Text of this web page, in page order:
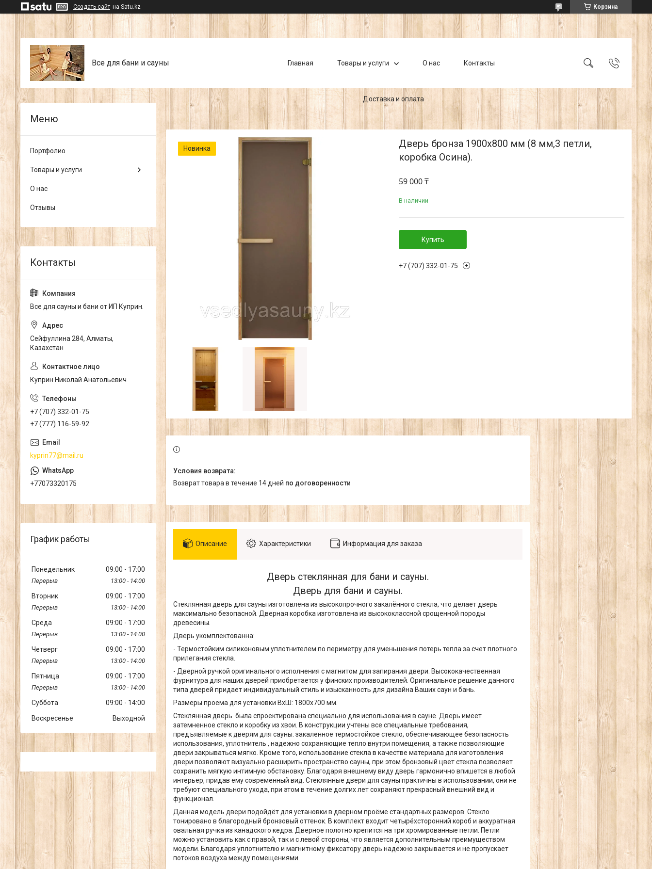
Создать сайт на Satu.kz Корзина
Все для бани и сауны Главная Товары и услуги О нас Контакты
Доставка и оплата
Новинка
Дверь бронза 1900х800 мм (8 мм,3 петли,
коробка Осина).
59 000 ₸
В наличии
Купить
+7 (707) 332-01-75
возврат товара в течение 14 дней по договоренности
Описание Характеристики Информация для заказа
Дверь стеклянная для бани и сауны.
Дверь для бани и сауны.
Стеклянная дверь для сауны изготовлена из высокопрочного закалённого стекла, что делает дверь
максимально безопасной. Дверная коробка изготовлена из высококлассной срощенной породы
древесины.
Дверь укомплектованна:
- Термостойким силиконовым уплотнителем по периметру для уменьшения потерь тепла за счет плотного
прилегания стекла.
- Дверной ручкой оригинального исполнения с магнитом для запирания двери. Высококачественная
фурнитура для наших дверей приобретается у финских производителей. Оригинальное решение данного
типа дверей придает индивидуальный стиль и изысканность для дизайна Ваших саун и бань.
Размеры проема для установки ВхШ: 1800х700 мм.
Стеклянная дверь была спроектирована специально для использования в сауне. Дверь имеет
затемненное стекло и коробку из хвои. В конструкции учтены все специальные требования,
предъявляемые к дверям для сауны: закаленное термостойкое стекло, обеспечивающее безопасность
использования, уплотнитель , надежно сохраняющие тепло внутри помещения, а также позволяющие
двери закрываться мягко. Кроме того, использование стекла в качестве материала для изготовления
двери позволяют визуально расширить пространство сауны, при этом бронзовый цвет стекла позволяет
сохранить мягкую интимную обстановку. Благодаря внешнему виду дверь гармонично впишется в любой
интерьер, придав ему современный вид. Стеклянные двери для сауны практичны в использовании, они не
требуют специального ухода, при этом в течение долгих лет сохраняют прекрасный внешний вид и
функционал.
Данная модель двери подойдёт для установки в дверном проёме стандартных размеров. Стекло
тонировано в благородный бронзовый оттенок. В комплект входит четырёхсторонний короб и аккуратная
овальная ручка из канадского кедра. Дверное полотно крепится на три хромированные петли. Петли
можно установить как с правой, так и с левой стороны, что является дополнительным преимуществом
модели. Благодаря уплотнителю и магнитному фиксатору дверь надёжно закрывается и не пропускает
потоков воздуха между помещениями.
Портфолио
Товары и услуги
О нас
Отзывы
Все для сауны и бани от ИП Куприн.
Сейфуллина 284, Алматы,
Казахстан
Куприн Николай Анатольевич
+7 (707) 332-01-75
+7 (777) 116-59-92
kyprin77@mail.ru
+77073320175
График работы
Понедельник 09:00 17:00
13:00 14:00
Вторник 09:00 17:00
13:00 14:00
Среда 09:00 17:00
13:00 14:00
Четверг 09:00 17:00
13:00 14:00
Пятница 09:00 17:00
13:00 14:00
Суббота 09:00
14:00
Воскресенье
Выходной